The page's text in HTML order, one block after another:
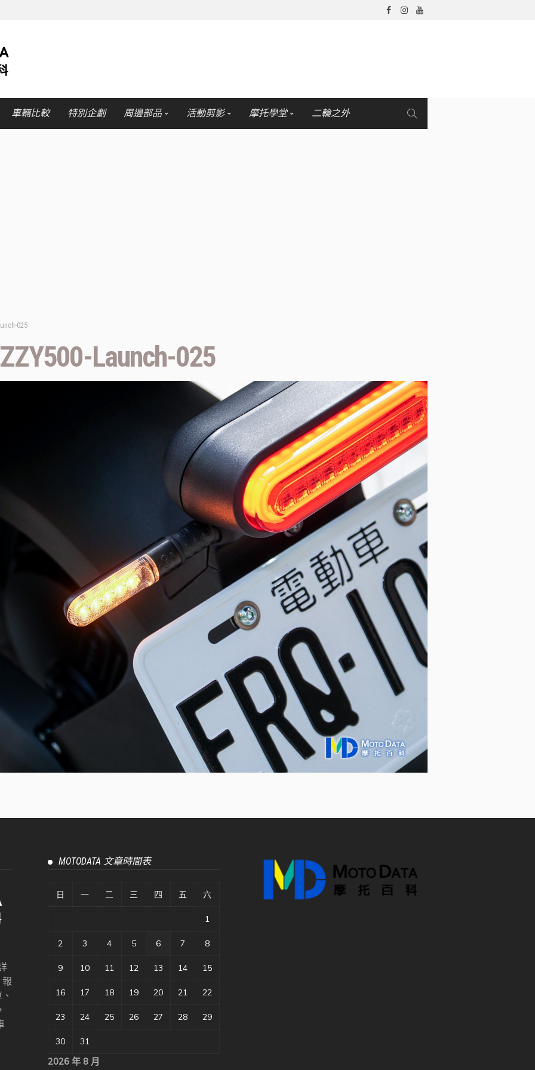
車輛比較 特別企劃 周邊部品 活動剪影 摩托學堂 二輪之外
025
Launch-025
MOTODATA 文章時間表
2026 年 8 月
日 一 二 三 四 五 六
1
2 3 4 5 6 7 8
9 10 11 12 13 14 15
16 17 18 19 20 21 22
23 24 25 26 27 28 29
30 31